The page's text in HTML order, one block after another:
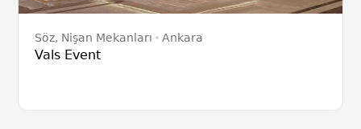
Söz, Nişan Mekanları Ankara
Vals Event